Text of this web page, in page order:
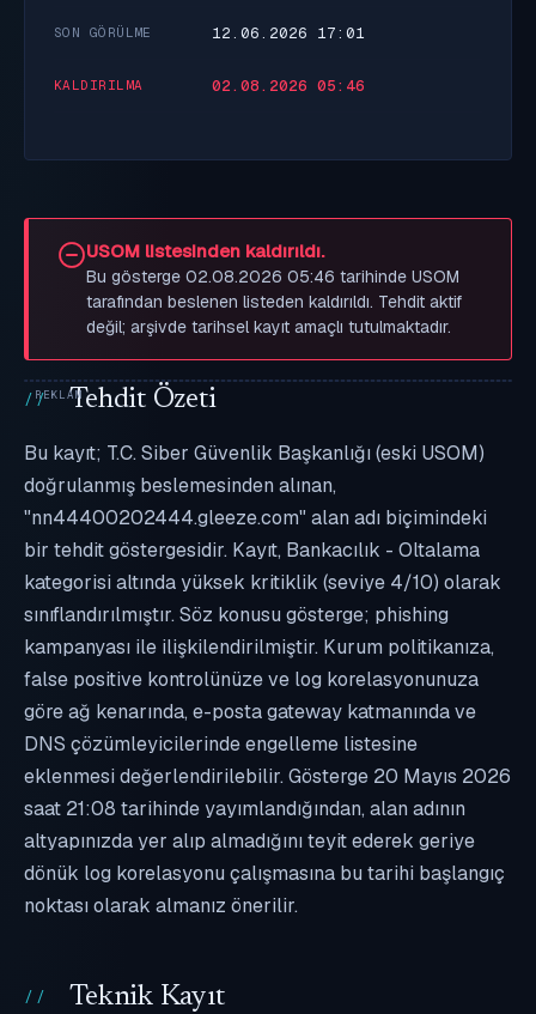
SON GÖRÜLME 12.06.2026 17:01
KALDIRILMA 02.08.2026 05:46
USOM listesinden kaldırıldı.
Bu gösterge 02.08.2026 05:46 tarihinde USOM
tarafından beslenen listeden kaldırıldı. Tehdit aktif
değil; arşivde tarihsel kayıt amaçlı tutulmaktadır.
Tehdit Özeti
Bu kayıt; T.C. Siber Güvenlik Başkanlığı (eski USOM)
doğrulanmış beslemesinden alınan,
"nn44400202444.gleeze.com" alan adı biçimindeki
bir tehdit göstergesidir. Kayıt, Bankacılık - Oltalama
kategorisi altında yüksek kritiklik (seviye 4/10) olarak
sınıflandırılmıştır. Söz konusu gösterge; phishing
kampanyası ile ilişkilendirilmiştir. Kurum politikanıza,
false positive kontrolünüze ve log korelasyonunuza
göre ağ kenarında, e-posta gateway katmanında ve
DNS çözümleyicilerinde engelleme listesine
eklenmesi değerlendirilebilir. Gösterge 20 Mayıs 2026
saat 21:08 tarihinde yayımlandığından, alan adının
altyapınızda yer alıp almadığını teyit ederek geriye
dönük log korelasyonu çalışmasına bu tarihi başlangıç
noktası olarak almanız önerilir.
Teknik Kayıt